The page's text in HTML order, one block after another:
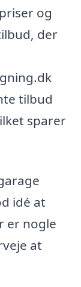
og
der
tilbud
sparer
idé at
er nogle
at